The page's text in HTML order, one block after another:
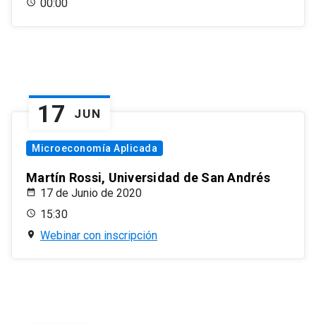
00:00
17 JUN
Microeconomía Aplicada
Martín Rossi, Universidad de San Andrés
17 de Junio de 2020
15:30
Webinar con inscripción